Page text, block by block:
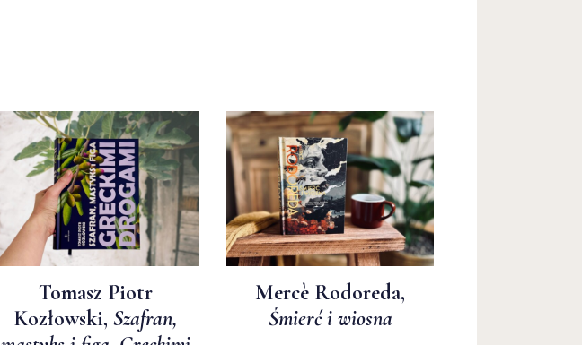
Tomasz Piotr
Kozłowski, Szafran,
Mercè Rodoreda,
Śmierć i wiosna